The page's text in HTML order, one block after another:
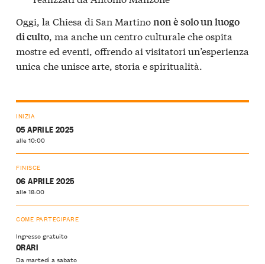
Oggi, la Chiesa di San Martinonon è solo un luogo
di culto, ma anche un centro culturale che ospita
mostre ed eventi, offrendo ai visitatori un’esperienza
unica che unisce arte, storia e spiritualità.
INIZIA
05 APRILE 2025
alle 10:00
FINISCE
06 APRILE 2025
alle 18:00
COME PARTECIPARE
Ingresso gratuito
ORARI
Da martedì a sabato